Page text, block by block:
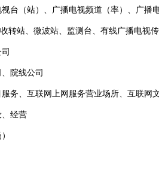
台（站）、广播电视频道（率）、广播
转站、微波站、监测台、有线广播电视传
院线公司
务、互联网上网服务营业场所、互联网
经营